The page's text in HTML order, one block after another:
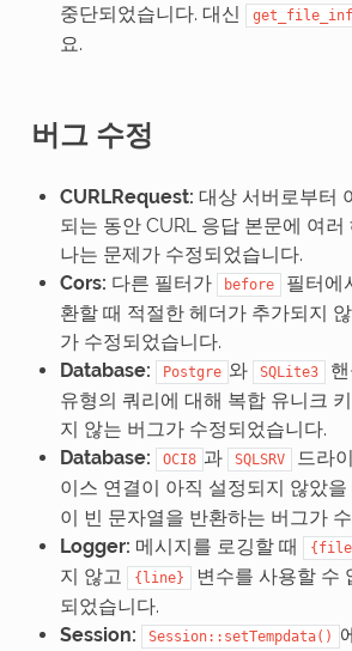
중단되었습니다. 대신
요.
버그 수정
CURLRequest: 대상 서버로부터
되는 동안 CURL 응답 본문에 여
나는 문제가 수정되었습니다.
Cors: 다른 필터가 before
필터에
환할 때 적절한 헤더가 추가되지
가 수정되었습니다.
Database:
Postgre 와 SQLite3
유형의 쿼리에 대해 복합 유니크
지 않는 버그가 수정되었습니다.
Database:
OCI8 과 SQLSRV
드라
이스 연결이 아직 설정되지 않았을
이 빈 문자열을 반환하는 버그가
Logger: 메시지를 로깅할 때
지 않고
{line}
변수를 사용할 수
되었습니다.
Session:
Session::setTempdata()